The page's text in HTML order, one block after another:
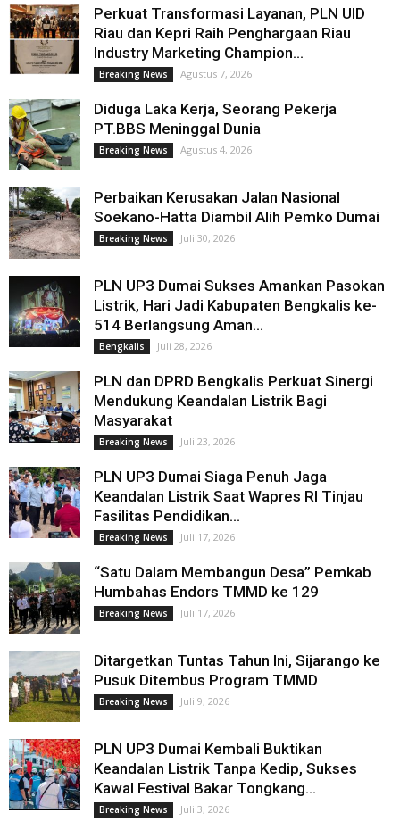
Perkuat Transformasi Layanan, PLN UID
Riau dan Kepri Raih Penghargaan Riau
Industry Marketing Champion...
Breaking News Agustus 7, 2026
Diduga Laka Kerja, Seorang Pekerja
PT.BBS Meninggal Dunia
Breaking News Agustus 4, 2026
Perbaikan Kerusakan Jalan Nasional
Soekano-Hatta Diambil Alih Pemko Dumai
Breaking News Juli 30, 2026
PLN UP3 Dumai Sukses Amankan Pasokan
Listrik, Hari Jadi Kabupaten Bengkalis ke-
514 Berlangsung Aman...
Bengkalis Juli 28, 2026
PLN dan DPRD Bengkalis Perkuat Sinergi
Mendukung Keandalan Listrik Bagi
Masyarakat
Breaking News Juli 23, 2026
PLN UP3 Dumai Siaga Penuh Jaga
Keandalan Listrik Saat Wapres RI Tinjau
Fasilitas Pendidikan...
Breaking News Juli 17, 2026
“Satu Dalam Membangun Desa” Pemkab
Humbahas Endors TMMD ke 129
Breaking News Juli 17, 2026
Ditargetkan Tuntas Tahun Ini, Sijarango ke
Pusuk Ditembus Program TMMD
Breaking News Juli 9, 2026
PLN UP3 Dumai Kembali Buktikan
Keandalan Listrik Tanpa Kedip, Sukses
Kawal Festival Bakar Tongkang...
Breaking News Juli 3, 2026